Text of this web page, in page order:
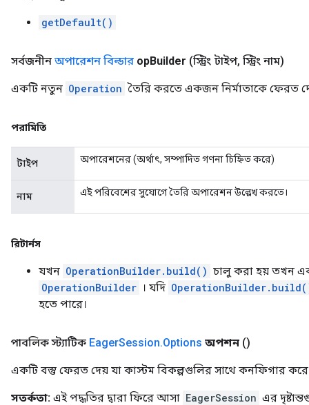
getDefault()
সর্বজনীন অপারেশন বিল্ডার opBuilder (স্ট্রিং টাইপ, স্ট্রিং নাম)
একটি নতুন Operation তৈরি করতে একজন নির্মাতাকে ফেরত
পরামিতি
টাইপ অপারেশনের (অর্থাৎ, সম্পাদিত গণনা চিহ্নিত করে)
নাম এই পরিবেশের সুযোগে তৈরি অপারেশন উল্লেখ করতে।
রিটার্নস
যখন OperationBuilder.build() চালু করা হয় তখন
OperationBuilder । যদি
হতে পারে।
পাবলিক স্ট্যাটিক EagerSession.Options অপশন ()
একটি বস্তু ফেরত দেয় যা কাস্টম বিকল্পগুলির সাথে কনফিগার
সতর্কতা: এই পদ্ধতির দ্বারা ফিরে আসা EagerSession এর